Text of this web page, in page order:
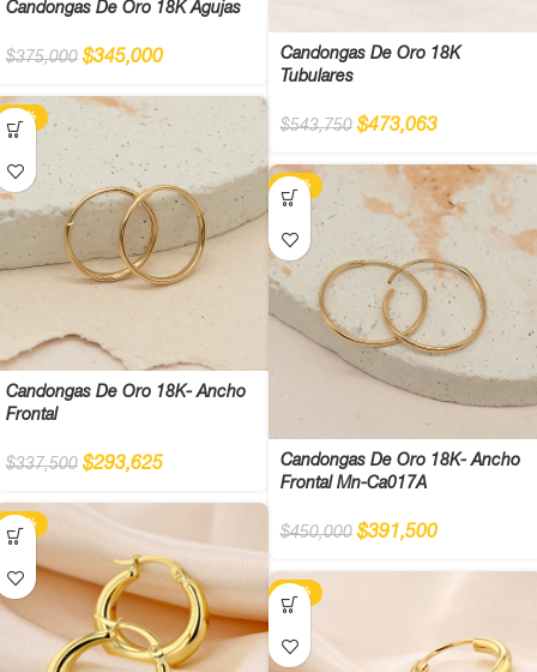
Candongas De Oro 18K Agujas
$375,000 $345,000
Candongas De Oro 18K
Tubulares
$543,750 $473,063
-13%
Candongas De Oro 18K- Ancho
Frontal
$337,500 $293,625
-13%
Candongas De Oro 18K- Ancho
Frontal Mn-Ca017A
$450,000 $391,500
-13%
-10%